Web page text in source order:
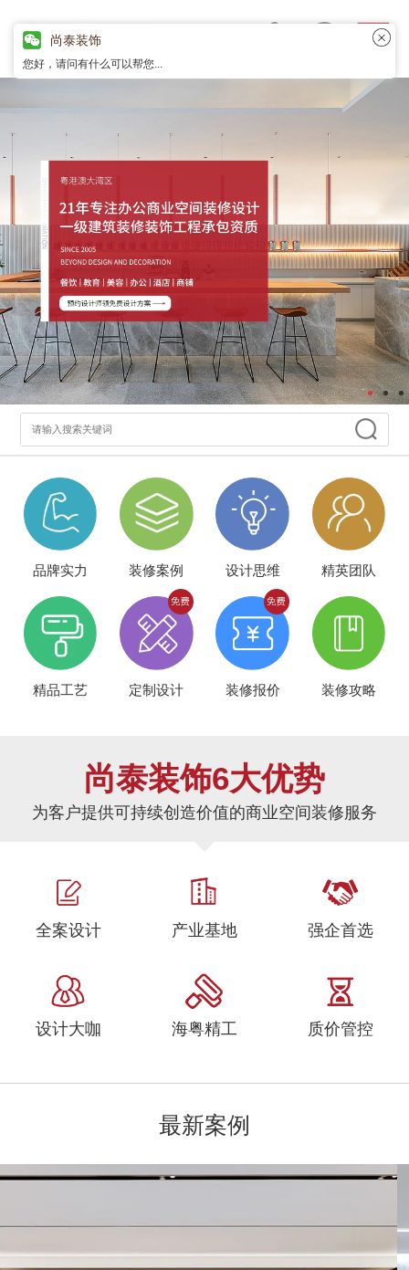
品牌实力 装修案例 设计思维 精英团队
精品工艺 定制设计 装修报价 装修攻略
尚泰装饰6大优势
为客户提供可持续创造价值的商业空间装修服务
全案设计 产业基地 强企首选
设计大咖 海粤精工 质价管控
最新案例
尚泰装饰
您好，请问有什么可以帮您...